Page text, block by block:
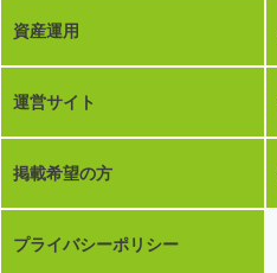
資産運用
運営サイト
掲載希望の方
プライバシーポリシー